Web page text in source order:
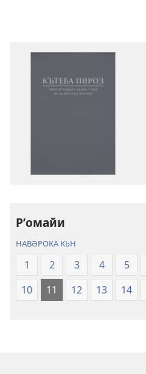
Рʹомайи
НАВӘРОКА КЬН
1 2 3 4 5
10
11 12 13 14